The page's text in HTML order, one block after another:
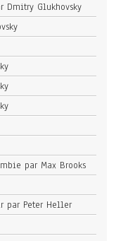
Glukhovsky
par Max Brooks
par Peter Heller